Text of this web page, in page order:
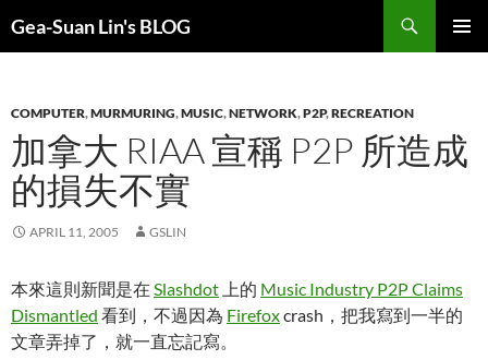
Gea-Suan Lin's BLOG
COMPUTER,MURMURING,MUSIC,NETWORK,P2P,RECREATION
加拿大 RIAA 宣稱 P2P 所造成
的損失不實
APRIL 11, 2005 GSLIN
本來這則新聞是在 Slashdot 上的 Music Industry P2P Claims
Dismantled 看到，不過因為 Firefoxcrash，把我寫到一半的
文章弄掉了，就一直忘記寫。